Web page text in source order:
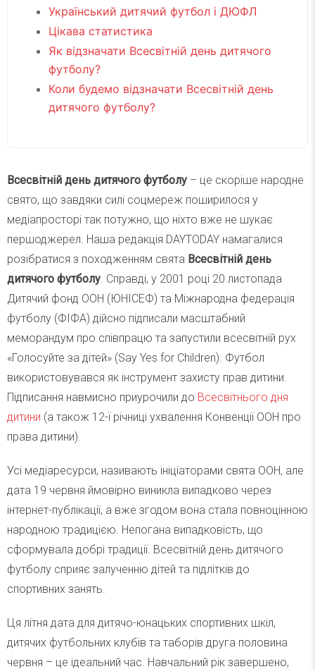
Український дитячий футбол і ДЮФЛ
Цікава статистика
Як відзначати Всесвітній день дитячого
футболу?
Коли будемо відзначати Всесвітній день
дитячого футболу?
Всесвітній день дитячого футболу – це скоріше народне
свято, що завдяки силі соцмереж поширилося у
медіапросторі так потужно, що ніхто вже не шукає
першоджерел. Наша редакція DAYTODAY намагалися
розібратися з походженням свята Всесвітній день
дитячого футболу. Справді, у 2001 році 20 листопада
Дитячий фонд ООН (ЮНІСЕФ) та Міжнародна федерація
футболу (ФІФА) дійсно підписали масштабний
меморандум про співпрацю та запустили всесвітній рух
«Голосуйте за дітей» (Say Yes for Children). Футбол
використовувався як інструмент захисту прав дитини.
Підписання навмисно приурочили до Всесвітнього дня
дитини (а також 12-ї річниці ухвалення Конвенції ООН про
права дитини).
Усі медіаресурси, називають ініціаторами свята ООН, але
дата 19 червня ймовірно виникла випадково через
інтернет-публікації, а вже згодом вона стала повноцінною
народною традицією. Непогана випадковість, що
сформувала добрі традиції. Всесвітній день дитячого
футболу сприяє залученню дітей та підлітків до
спортивних занять.
Ця літня дата для дитячо-юнацьких спортивних шкіл,
дитячих футбольних клубів та таборів друга половина
червня – це ідеальний час. Навчальний рік завершено,